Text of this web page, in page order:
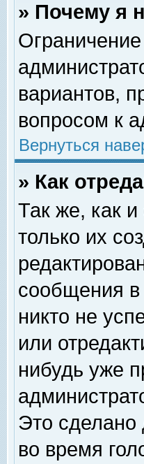
» Почему я
Ограничение
вариантов,
вопросом к
Вернуться
» Как
Так же, как
только их
сообщения в
никто не
или
нибудь уже
Это сделано
во время